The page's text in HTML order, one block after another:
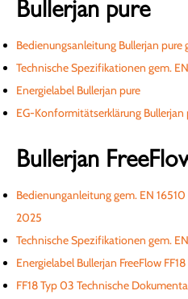
Bullerjan pure
Bedienungsanleitung Bullerjan pure
Technische Spezifikationen gem.
Energielabel Bullerjan pure
EG-Konformitätserklärung Bullerjan
Bullerjan
Bedienunganleitung gem. EN
2025
Technische Spezifikationen gem.
Energielabel Bullerjan FreeFlow
FF18 Typ 03 Technische